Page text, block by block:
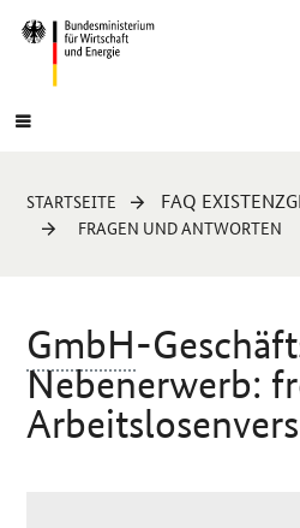
Navigation
Hauptmenü
Sie
sind
STARTSEITE FAQ
FRAGEN UND ANTWORTEN
GmbH-
Nebenerwerb: